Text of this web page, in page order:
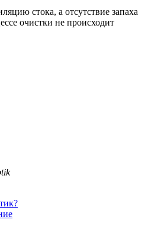
стока, а отсутствие запаха
очистки не происходит